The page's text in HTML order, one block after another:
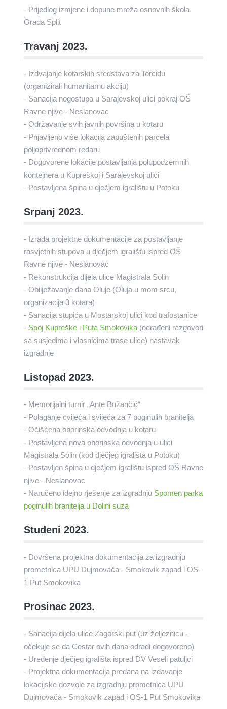
- Prijedlog izmjene i dopune mreža osnovnih škola
Grada Split
Travanj 2023.
- Izdvajanje kotarskih sredstava za Torcidu
(organizirali humanitarnu akciju)
- Sanacija nogostupa u Sarajevskoj ulici pokraj OŠ
Ravne njive - Neslanovac
- Održavanje svih javnih površina u kotaru
- Prijavljeno više lokacija zapuštenih parcela
poljoprivrednom redaru
- Dogovorene lokacije postavljanja polupodzemnih
kontejnera u Kupreškoj i Sarajevskoj ulici
- Postavljena špina u dječjem igralištu u Potoku
Srpanj 2023.
- Izrada projektne dokumentacije za postavljanje
rasvjetnih stupova u dječjem igralištu ispred OŠ
Ravne njive - Neslanovac
- Rekonstrukcija dijela ulice Magistrala Solin
- Obilježavanje dana Oluje (Oluja u mom srcu,
organizacija 3 kotara)
- Sanacija stupića u Mostarskoj ulici kod trafostanice
- Spoj Kupreške i Puta Smokovika(odrađeni razgovori
sa susjedima i vlasnicima trase ulice) nastavak
izgradnje
Listopad 2023.
- Memorijalni turnir „Ante Bužančić“
- Polaganje cvijeća i svijeća za 7 poginulih branitelja
- Očišćena oborinska odvodnja u kotaru
- Postavljena nova oborinska odvodnja u ulici
Magistrala Solin (kod dječjeg igrališta u Potoku)
- Postavljen špina u dječjem igralištu ispred OŠ Ravne
njive - Neslanovac
- Naručeno idejno rješenje za izgradnju Spomen parka
poginulih branitelja u Dolini suza
Studeni 2023.
- Dovršena projektna dokumentacija za izgradnju
prometnica UPU Dujmovača - Smokovik zapad i OS-
1 Put Smokovika
Prosinac 2023.
- Sanacija dijela ulice Zagorski put (uz željeznicu -
očekuje se da Cestar ovih dana odradi dogovoreno)
- Uređenje dječjeg igrališta ispred DV Veseli patuljci
- Projektna dokumentacija predana na izdavanje
lokacijske dozvole za izgradnju prometnica UPU
Dujmovača - Smokovik zapad i OS-1 Put Smokovika